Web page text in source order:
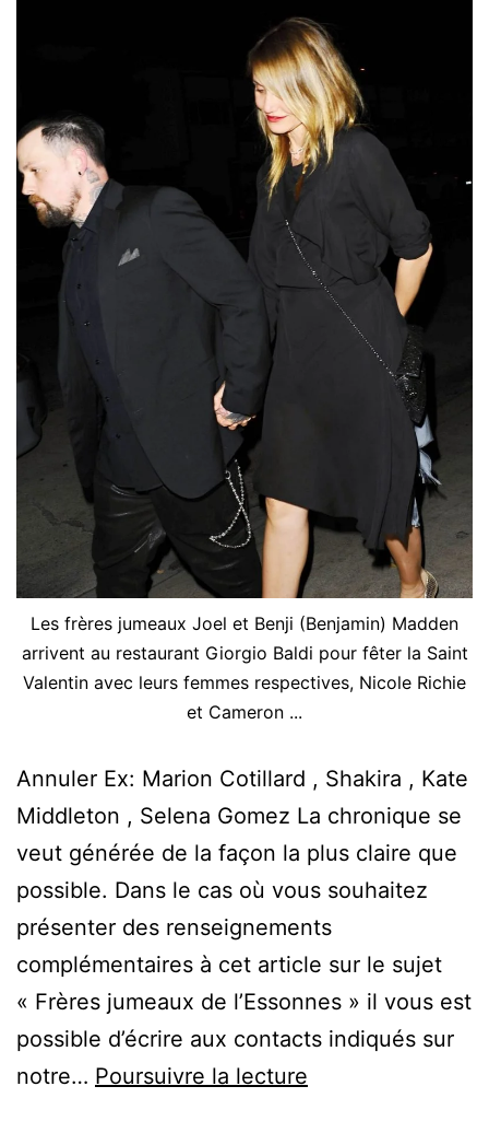
Les frères jumeaux Joel et Benji (Benjamin) Madden
arrivent au restaurant Giorgio Baldi pour fêter la Saint
Valentin avec leurs femmes respectives, Nicole Richie
et Cameron ...
Annuler Ex: Marion Cotillard , Shakira , Kate
Middleton , Selena Gomez La chronique se
veut générée de la façon la plus claire que
possible. Dans le cas où vous souhaitez
présenter des renseignements
complémentaires à cet article sur le sujet
« Frères jumeaux de l’Essonnes » il vous est
possible d’écrire aux contacts indiqués sur
notre… Poursuivre la lecture